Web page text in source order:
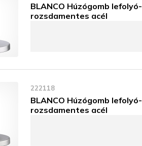
BLANCO Húzógomb
rozsdamentes acél
222118
BLANCO Húzógomb
rozsdamentes acél